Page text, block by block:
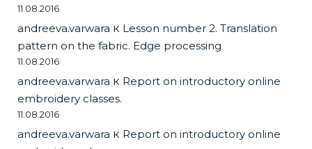
11.08.2016
andreeva.varwara к Lesson number 2. Translation
pattern on the fabric. Edge processing
11.08.2016
andreeva.varwara к Report on introductory online
embroidery classes.
11.08.2016
andreeva.varwara к Report on introductory online